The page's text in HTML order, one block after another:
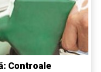
Controale